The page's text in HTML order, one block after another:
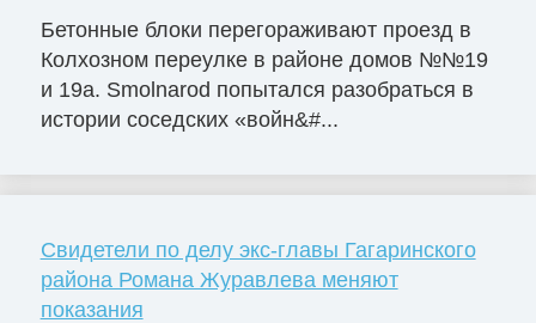
Бетонные блоки перегораживают проезд в
Колхозном переулке в районе домов №№19
и 19а. Smolnarod попытался разобраться в
истории соседских «войн&#...
Свидетели по делу экс-главы Гагаринского
района Романа Журавлева меняют
показания